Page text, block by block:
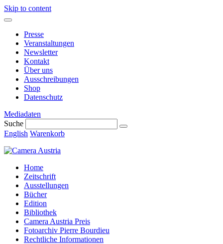
Skip to content
Presse
Veranstaltungen
Newsletter
Kontakt
Über uns
Ausschreibungen
Shop
Datenschutz
Mediadaten
Suche
English Warenkorb
Home
Zeitschrift
Ausstellungen
Bücher
Edition
Bibliothek
Camera Austria Preis
Fotoarchiv Pierre Bourdieu
Rechtliche Informationen